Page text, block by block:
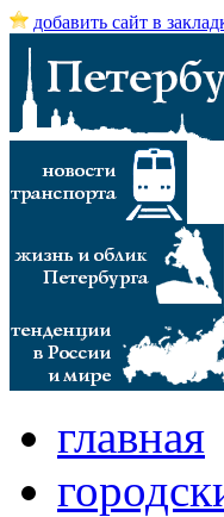
добавить сайт в
главная